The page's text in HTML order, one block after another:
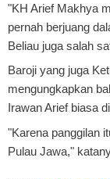
"KH Arief Makhya
pernah berjuang
Beliau juga salah
Baroji yang juga
mengungkapkan
Irawan Arief biasa
"Karena panggilan
Pulau Jawa,"